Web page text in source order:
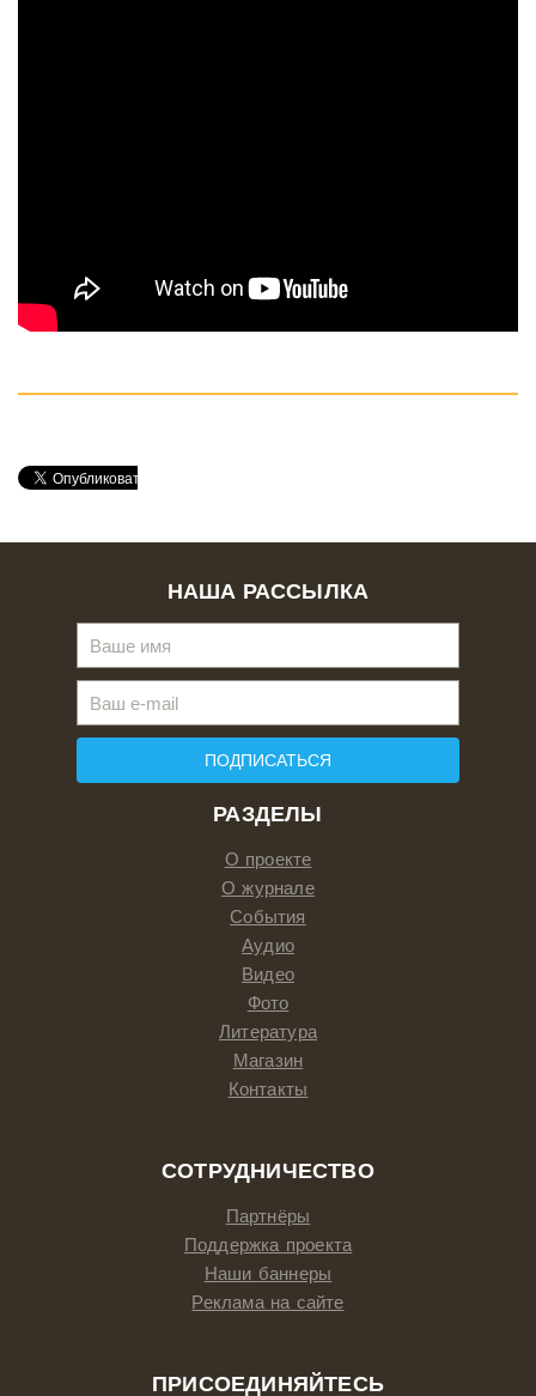
РАЗДЕЛЫ
О проекте
О журнале
События
Аудио
Видео
Фото
Литература
Магазин
Контакты
СОТРУДНИЧЕСТВО
Партнёры
Поддержка проекта
Наши баннеры
Реклама на сайте
ПРИСОЕДИНЯЙТЕСЬ
НАША РАССЫЛКА
ПОДПИСАТЬСЯ